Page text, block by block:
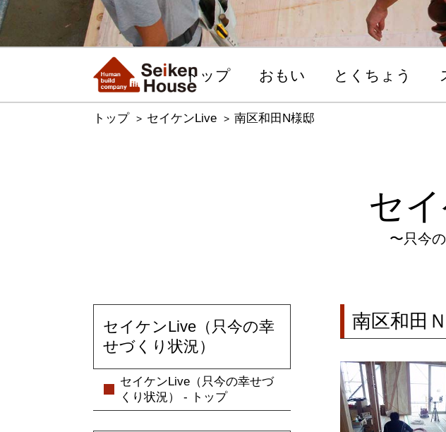
トップ おもい とくちょう
トップ セイケンLive 南区和田N様邸
セ
〜只今
南区和田
セイケンLive（只今の幸
せづくり状況）
セイケンLive（只今の幸せづ
くり状況） - トップ